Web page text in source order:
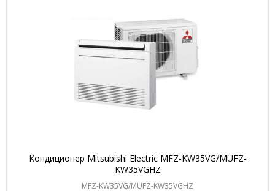
Кондиционер Mitsubishi Electric MFZ-KW35VG/MUFZ-
KW35VGHZ
MFZ-KW35VG/MUFZ-KW35VGHZ